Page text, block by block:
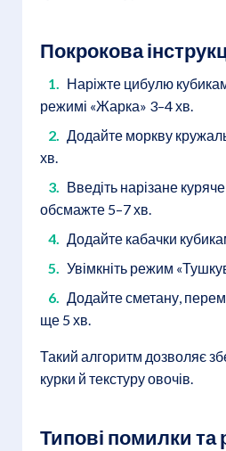
Покрокова
Наріжте цибулю
режимі «Жарка» 3–4 хв.
Додайте моркву
хв.
Введіть нарізане куряче
обсмажте 5–7 хв.
Додайте кабачки
Увімкніть режим
Додайте сметану,
ще 5 хв.
Такий алгоритм дозволяє
курки й текстуру овочів.
Типові помилки та